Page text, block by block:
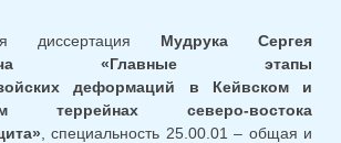
диссертация Мудрука Сергея
«Главные этапы
деформаций в Кейвском и
террейнах северо-востока
, специальность 25.00.01 – общая и